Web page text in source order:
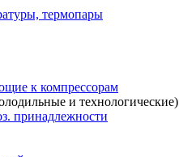
термопары
к компрессорам
и технологические)
принадлежности